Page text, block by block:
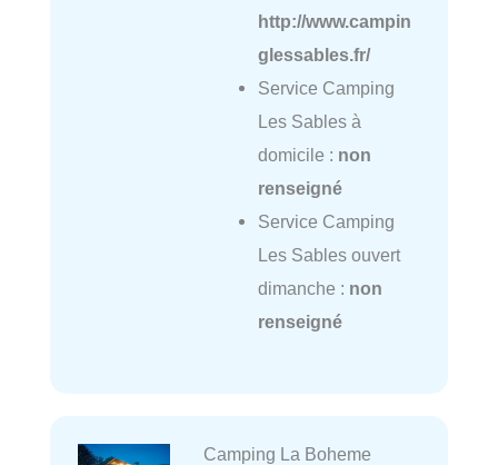
http://www.campin
glessables.fr/
Service Camping
Les Sables à
domicile : non
renseigné
Service Camping
Les Sables ouvert
dimanche : non
renseigné
Camping La Boheme